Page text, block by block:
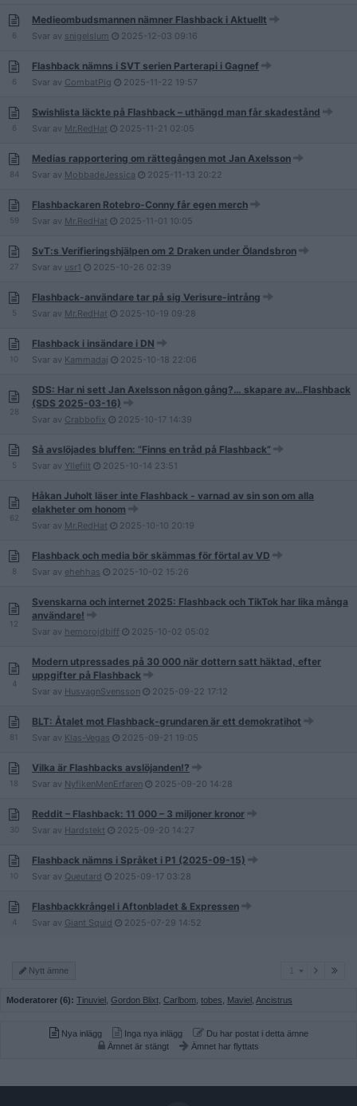
6
Medieombudsmannen nämner Flashback i Aktuellt
Svar av snigelslum 2025-12-03 09:16
6
Flashback nämns i SVT serien Parterapi i Gagnef
Svar av CombatPig 2025-11-22 19:57
6
Swishlista läckte på Flashback – uthängd man får skadestånd
Svar av Mr.RedHat 2025-11-21 02:05
84
Medias rapportering om rättegången mot Jan Axelsson
Svar av MobbadeJessica 2025-11-13 20:22
59
Flashbackaren Rotebro-Conny får egen merch
Svar av Mr.RedHat 2025-11-01 10:05
27
SvT:s Verifieringshjälpen om 2 Draken under Ölandsbron
Svar av usr1 2025-10-26 02:39
5
Flashback-användare tar på sig Verisure-intrång
Svar av Mr.RedHat 2025-10-19 09:28
10
Flashback i insändare i DN
Svar av Kammadaj 2025-10-18 22:06
28
SDS: Har ni sett Jan Axelsson någon gång?… skapare av…Flashback
(SDS 2025-03-16)
Svar av Crabbofix 2025-10-17 14:39
5
Så avslöjades bluffen: ”Finns en tråd på Flashback”
Svar av Yllefilt 2025-10-14 23:51
62
Håkan Juholt läser inte Flashback - varnad av sin son om alla
elakheter om honom
Svar av Mr.RedHat 2025-10-10 20:19
8
Flashback och media bör skämmas för förtal av VD
Svar av ehehhas 2025-10-02 15:26
12
Svenskarna och internet 2025: Flashback och TikTok har lika många
användare!
Svar av hemorojdbiff 2025-10-02 05:02
4
Modern utpressades på 30 000 när dottern satt häktad, efter
uppgifter på Flashback
Svar av HusvagnSvensson 2025-09-22 17:12
81
BLT: Åtalet mot Flashback-grundaren är ett demokratihot
Svar av Klas-Vegas 2025-09-21 19:05
18
Vilka är Flashbacks avslöjanden!?
Svar av NyfikenMenErfaren 2025-09-20 14:28
30
Reddit – Flashback: 11 000 – 3 miljoner kronor
Svar av Hardstekt 2025-09-20 14:27
10
Flashback nämns i Språket i P1 (2025-09-15)
Svar av Queutard 2025-09-17 03:28
4
Flashbackkrångel i Aftonbladet & Expressen
Svar av Giant Squid 2025-07-29 14:52
Nytt ämne
Moderatorer (6): Tinuviel Gordon Blixt Carlbom tobes Maviel Ancistrus
Nya inlägg Inga nya inlägg
Du har postat i detta ämne
Ämnet är stängt
Ämnet har flyttats